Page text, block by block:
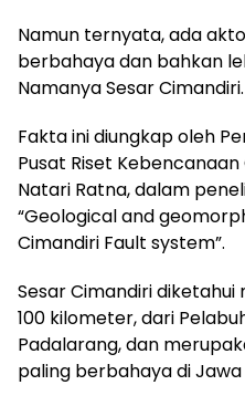
Namun ternyata, ada
berbahaya dan bahkan
Namanya Sesar Cimandiri.
Fakta ini diungkap oleh
Pusat Riset Kebencanaan
Natari Ratna, dalam
“Geological and
Cimandiri Fault system”.
Sesar Cimandiri
100 kilometer, dari
Padalarang, dan
paling berbahaya di Jawa